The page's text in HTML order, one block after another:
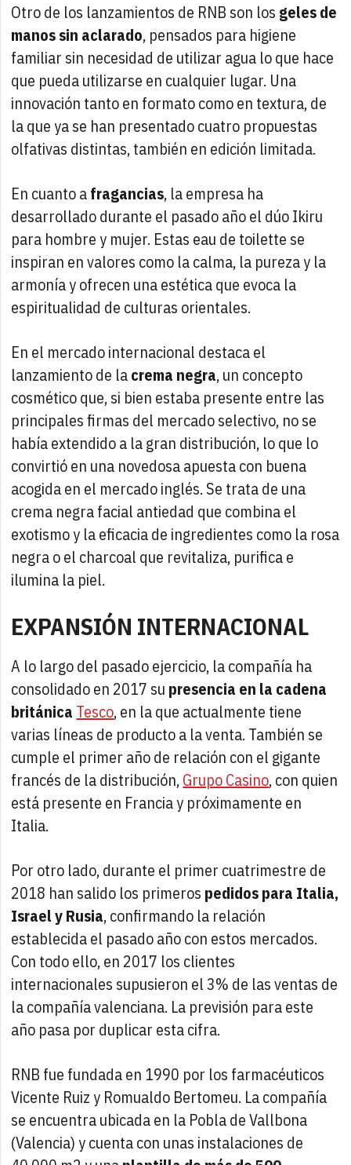
Otro de los lanzamientos de RNB son los geles de
manos sin aclarado, pensados para higiene
familiar sin necesidad de utilizar agua lo que hace
que pueda utilizarse en cualquier lugar. Una
innovación tanto en formato como en textura, de
la que ya se han presentado cuatro propuestas
olfativas distintas, también en edición limitada.
En cuanto afragancias, la empresa ha
desarrollado durante el pasado año el dúo Ikiru
para hombre y mujer. Estas eau de toilette se
inspiran en valores como la calma, la pureza y la
armonía y ofrecen una estética que evoca la
espiritualidad de culturas orientales.
En el mercado internacional destaca el
lanzamiento de lacrema negra, un concepto
cosmético que, si bien estaba presente entre las
principales firmas del mercado selectivo, no se
había extendido a la gran distribución, lo que lo
convirtió en una novedosa apuesta con buena
acogida en el mercado inglés. Se trata de una
crema negra facial antiedad que combina el
exotismo y la eficacia de ingredientes como la rosa
negra o el charcoal que revitaliza, purifica e
ilumina la piel.
EXPANSIÓN INTERNACIONAL
A lo largo del pasado ejercicio, la compañía ha
consolidado en 2017 su presencia en la cadena
británica Tesco, en la que actualmente tiene
varias líneas de producto a la venta. También se
cumple el primer año de relación con el gigante
francés de la distribución,Grupo Casino, con quien
está presente en Francia y próximamente en
Italia.
Por otro lado, durante el primer cuatrimestre de
2018 han salido los primeros pedidos para Italia,
Israel y Rusia, confirmando la relación
establecida el pasado año con estos mercados.
Con todo ello, en 2017 los clientes
internacionales supusieron el 3% de las ventas de
la compañía valenciana. La previsión para este
año pasa por duplicar esta cifra.
RNB fue fundada en 1990 por los farmacéuticos
Vicente Ruiz y Romualdo Bertomeu. La compañía
se encuentra ubicada en la Pobla de Vallbona
(Valencia) y cuenta con unas instalaciones de